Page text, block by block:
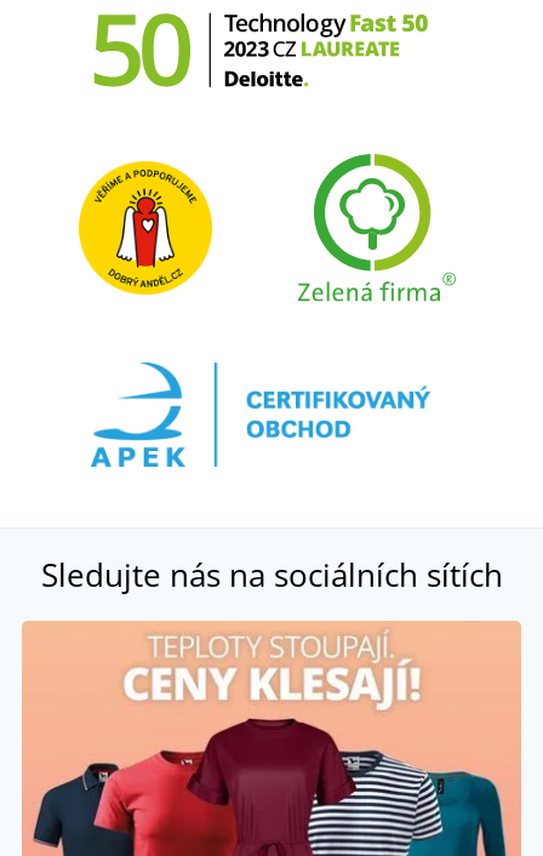
Sledujte nás na sociálních sítích